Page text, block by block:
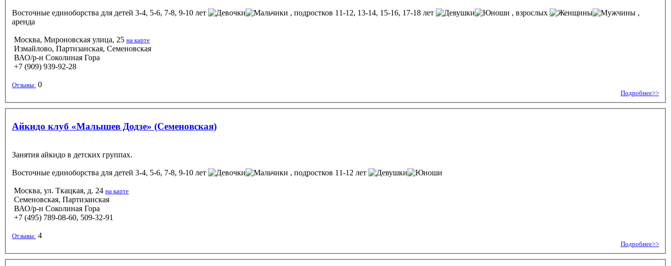
Восточные единоборства для детей 3-4, 5-6, 7-8, 9-10 лет , подростков 11-12, 13-14, 15-16, 17-18 лет , взрослых
,
аренда
Москва, Мироновская улица, 25 на карте
Измайлово, Партизанская, Семеновская
ВАО/р-н Соколиная Гора
+7 (909) 939-92-28
Отзывы: 0
Подробнее>>
Айкидо клуб «Малышев Додзе» (Семеновская)
Занятия айкидо в детских группах.
Восточные единоборства для детей 3-4, 5-6, 7-8, 9-10 лет , подростков 11-12 лет
Москва, ул. Ткацкая, д. 24 на карте
Семеновская, Партизанская
ВАО/р-н Соколиная Гора
+7 (495) 789-08-60, 509-32-91
Отзывы: 4
Подробнее>>